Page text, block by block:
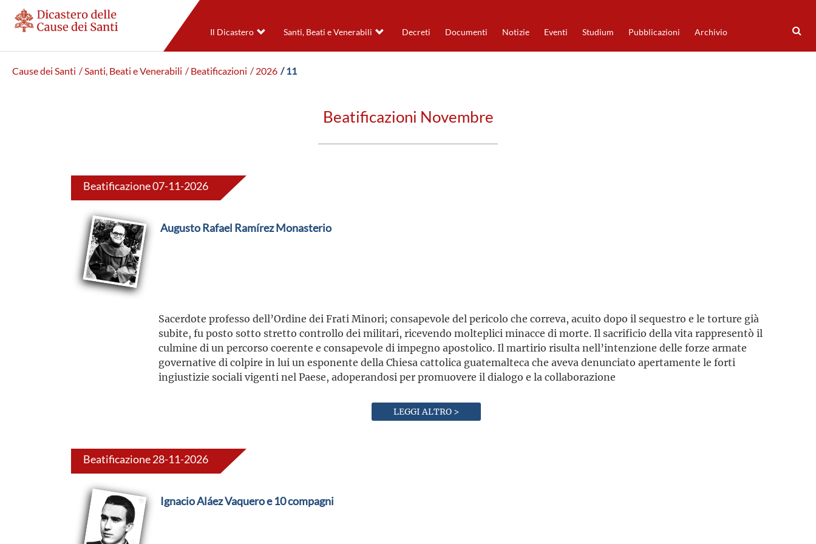
Il Dicastero Santi, Beati e Venerabili Decreti Documenti Notizie Eventi Studium Pubblicazioni Archivio
Cause dei Santi / Santi, Beati e Venerabili / Beatificazioni / 2026 / 11
Beatificazioni Novembre
Beatificazione 07-11-2026
Augusto Rafael Ramírez Monasterio
Sacerdote professo dell’Ordine dei Frati Minori; consapevole del pericolo che correva, acuito dopo il sequestro e le torture già
subite, fu posto sotto stretto controllo dei militari, ricevendo molteplici minacce di morte. Il sacrificio della vita rappresentò il
culmine di un percorso coerente e consapevole di impegno apostolico. Il martirio risulta nell’intenzione delle forze armate
governative di colpire in lui un esponente della Chiesa cattolica guatemalteca che aveva denunciato apertamente le forti
ingiustizie sociali vigenti nel Paese, adoperandosi per promuovere il dialogo e la collaborazione
LEGGI ALTRO >
Beatificazione 28-11-2026
Ignacio Aláez Vaquero e 10 compagni